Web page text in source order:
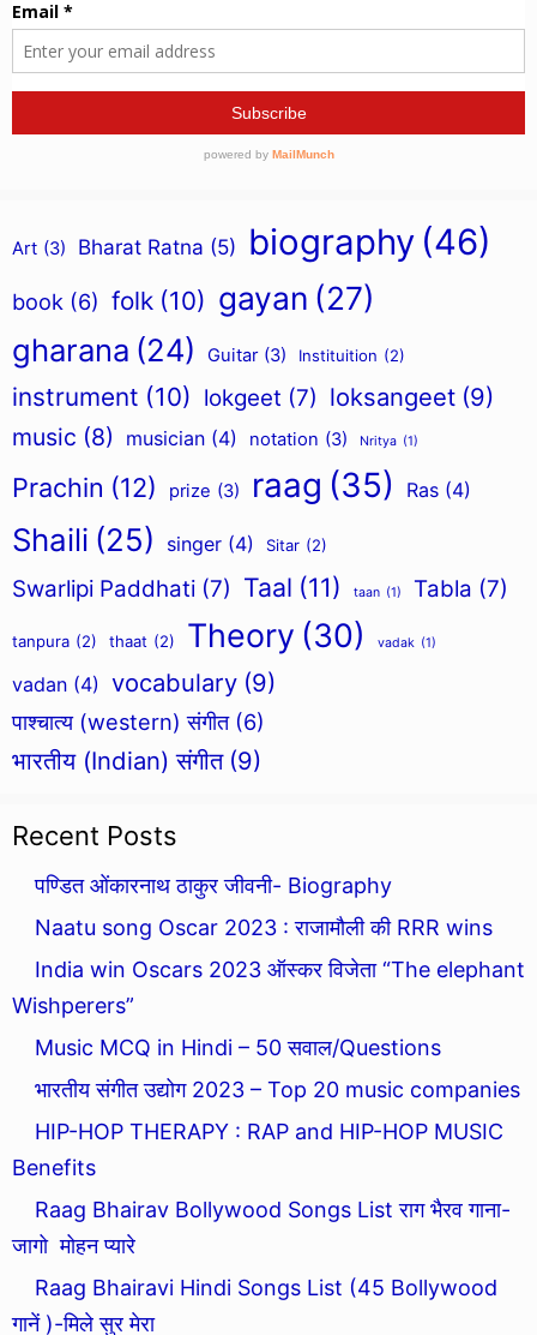
Art (3) Bharat Ratna (5) biography (46)
book (6) folk (10) gayan (27)
gharana (24) Guitar (3) Instituition (2)
instrument (10) lokgeet (7) loksangeet (9)
music (8) musician (4) notation (3) Nritya (1)
Prachin (12) prize (3) raag (35) Ras (4)
Shaili (25) singer (4) Sitar (2)
Swarlipi Paddhati (7) Taal (11) taan (1) Tabla (7)
tanpura (2) thaat (2) Theory (30) vadak (1)
vadan (4) vocabulary (9)
पाश्चात्य (western) संगीत (6)
भारतीय (Indian) संगीत (9)
Recent Posts
पण्डित ओंकारनाथ ठाकुर जीवनी- Biography
Naatu song Oscar 2023 : राजामौली की RRR wins
India win Oscars 2023 ऑस्कर विजेता “The elephant
Wishperers”
Music MCQ in Hindi – 50 सवाल/Questions
भारतीय संगीत उद्योग 2023 – Top 20 music companies
HIP-HOP THERAPY : RAP and HIP-HOP MUSIC
Benefits
Raag Bhairav Bollywood Songs List राग भैरव गाना-
जागो मोहन प्यारे
Raag Bhairavi Hindi Songs List (45 Bollywood
गानें )-मिले सुर मेरा